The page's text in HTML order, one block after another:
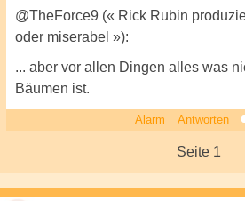
@TheForce9 (« Rick Rubin
oder miserabel »):
... aber vor allen Dingen alles was
Bäumen ist.
Alarm Antworten
Seite 1